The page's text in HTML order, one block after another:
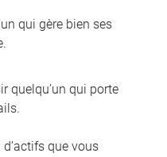
qui gère bien ses
quelqu’un qui porte
d’actifs que vous